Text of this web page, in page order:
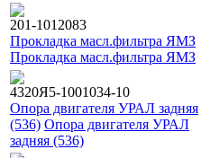
201-1012083
Прокладка масл.фильтра ЯМЗ
Прокладка масл.фильтра ЯМЗ
4320Я5-1001034-10
Опора двигателя УРАЛ задняя
(536) Опора двигателя УРАЛ
задняя (536)